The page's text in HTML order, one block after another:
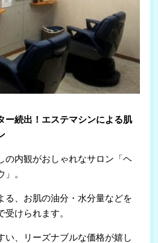
続出！エステマシンによる肌
の内観がおしゃれなサロン「ヘ
。
る、お肌の油分・水分量などを
けられます。
い、リーズナブルな価格が嬉し